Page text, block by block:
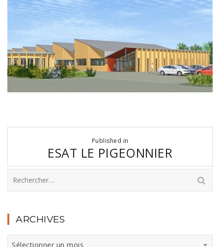
l’article
Published in
ESAT LE PIGEONNIER
ARCHIVES
Sélectionner un mois